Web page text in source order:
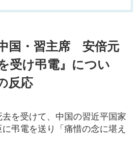
中国・習主席 安倍元
受け弔電』につい
反応
を受けて、中国の習近平国家
弔電を送り「痛惜の念に堪え